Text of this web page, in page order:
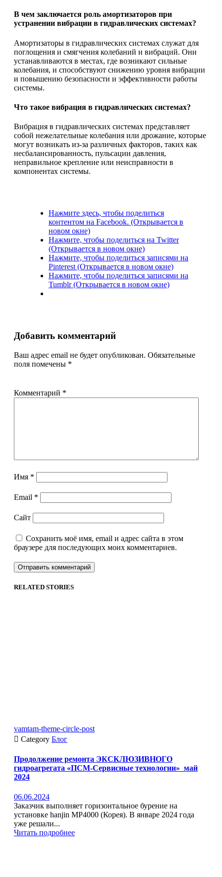
В чем заключается роль амортизаторов при
устранении вибрации в гидравлических системах?
Амортизаторы в гидравлических системах служат для
поглощения и смягчения колебаний и вибраций. Они
устанавливаются в местах, где возникают сильные
колебания, и способствуют снижению уровня вибрации
и повышению безопасности и эффективности работы
системы.
Что такое вибрация в гидравлических системах?
Вибрация в гидравлических системах представляет
собой нежелательные колебания или дрожание, которые
могут возникать из-за различных факторов, таких как
несбалансированность, пульсации давления,
неправильное крепление или неисправности в
компонентах системы.
Нажмите здесь, чтобы поделиться
контентом на Facebook. (Открывается в
новом окне)
Нажмите, чтобы поделиться на Twitter
(Открывается в новом окне)
Нажмите, чтобы поделиться записями на
Pinterest (Открывается в новом окне)
Нажмите, чтобы поделиться записями на
Tumblr (Открывается в новом окне)
Добавить комментарий
Ваш адрес email не будет опубликован. Обязательные
поля помечены *
Комментарий *
Имя *
Email *
Сайт
Сохранить моё имя, email и адрес сайта в этом
браузере для последующих моих комментариев.
RELATED STORIES
vamtam-theme-circle-post
 Category Блог
Продолжение ремонта ЭКСКЛЮЗИВНОГО
гидроагрегата «ПСМ-Сервисные технологии»_май
2024
06.06.2024
Заказчик выполняет горизонтальное бурение на
установке hanjin MP4000 (Корея). В январе 2024 года
уже решали...
Читать подробнее